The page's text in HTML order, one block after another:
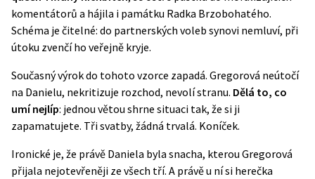
komentátorů a hájila i památku Radka Brzobohatého.
Schéma je čitelné: do partnerských voleb synovi nemluví, při
útoku zvenčí ho veřejně kryje.
Současný výrok do tohoto vzorce zapadá. Gregorová neútočí
na Danielu, nekritizuje rozchod, nevolí stranu. Dělá to, co
umí nejlíp: jednou větou shrne situaci tak, že si ji
zapamatujete. Tři svatby, žádná trvalá. Koníček.
Ironické je, že právě Daniela byla snacha, kterou Gregorová
přijala nejotevřeněji ze všech tří. A právě u ní si herečka